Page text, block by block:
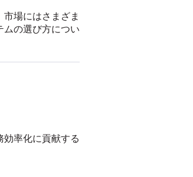
場にはさまざま
ムの選び方につい
率化に貢献する